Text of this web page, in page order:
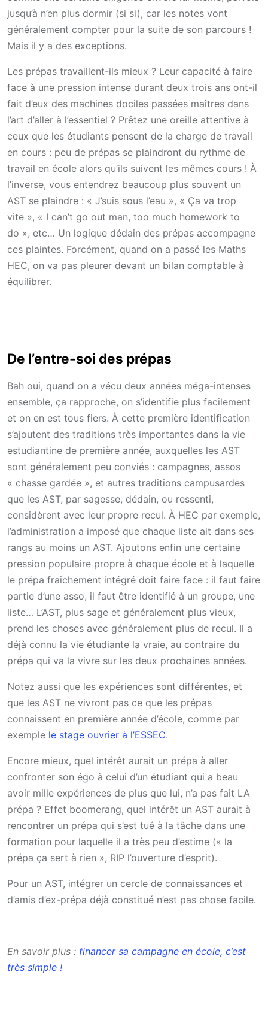
jusqu’à n’en plus dormir (si si), car les notes vont
généralement compter pour la suite de son parcours !
Mais il y a des exceptions.
Les prépas travaillent-ils mieux ? Leur capacité à faire
face à une pression intense durant deux trois ans ont-il
fait d’eux des machines dociles passées maîtres dans
l’art d’aller à l’essentiel ? Prêtez une oreille attentive à
ceux que les étudiants pensent de la charge de travail
en cours : peu de prépas se plaindront du rythme de
travail en école alors qu’ils suivent les mêmes cours ! À
l’inverse, vous entendrez beaucoup plus souvent un
AST se plaindre : « J’suis sous l’eau », « Ça va trop
vite », « I can’t go out man, too much homework to
do », etc… Un logique dédain des prépas accompagne
ces plaintes. Forcément, quand on a passé les Maths
HEC, on va pas pleurer devant un bilan comptable à
équilibrer.
De l’entre-soi des prépas
Bah oui, quand on a vécu deux années méga-intenses
ensemble, ça rapproche, on s’identifie plus facilement
et on en est tous fiers. À cette première identification
s’ajoutent des traditions très importantes dans la vie
estudiantine de première année, auxquelles les AST
sont généralement peu conviés : campagnes, assos
« chasse gardée », et autres traditions campusardes
que les AST, par sagesse, dédain, ou ressenti,
considèrent avec leur propre recul. À HEC par exemple,
l’administration a imposé que chaque liste ait dans ses
rangs au moins un AST. Ajoutons enfin une certaine
pression populaire propre à chaque école et à laquelle
le prépa fraichement intégré doit faire face : il faut faire
partie d’une asso, il faut être identifié à un groupe, une
liste… L’AST, plus sage et généralement plus vieux,
prend les choses avec généralement plus de recul. Il a
déjà connu la vie étudiante la vraie, au contraire du
prépa qui va la vivre sur les deux prochaines années.
Notez aussi que les expériences sont différentes, et
que les AST ne vivront pas ce que les prépas
connaissent en première année d’école, comme par
exemple le stage ouvrier à l’ESSEC.
Encore mieux, quel intérêt aurait un prépa à aller
confronter son égo à celui d’un étudiant qui a beau
avoir mille expériences de plus que lui, n’a pas fait LA
prépa ? Effet boomerang, quel intérêt un AST aurait à
rencontrer un prépa qui s’est tué à la tâche dans une
formation pour laquelle il a très peu d’estime (« la
prépa ça sert à rien », RIP l’ouverture d’esprit).
Pour un AST, intégrer un cercle de connaissances et
d’amis d’ex-prépa déjà constitué n’est pas chose facile.
En savoir plus : financer sa campagne en école, c’est
très simple !